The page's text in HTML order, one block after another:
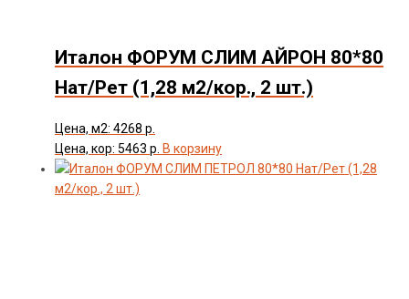
Италон ФОРУМ СЛИМ АЙРОН 80*80
Нат/Рет (1,28 м2/кор., 2 шт.)
Цена, м2: 4268 р.
Цена, кор: 5463 р. В корзину